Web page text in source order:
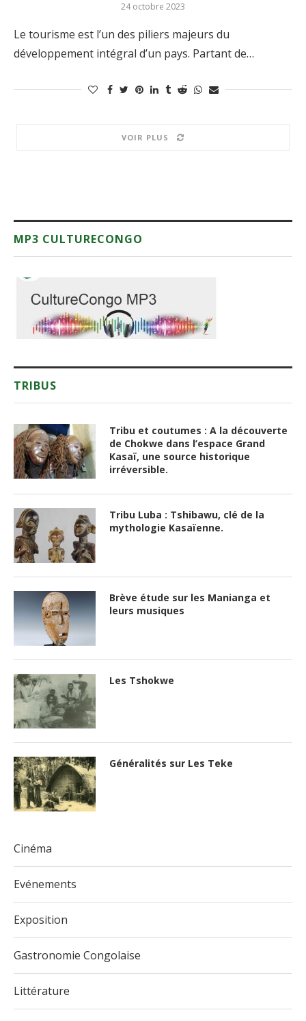
24 octobre 2023
Le tourisme est l’un des piliers majeurs du
développement intégral d’un pays. Partant de…
VOIR PLUS
MP3 CULTURECONGO
TRIBUS
Tribu et coutumes : A la découverte
de Chokwe dans l’espace Grand
Kasaï, une source historique
irréversible.
Tribu Luba : Tshibawu, clé de la
mythologie Kasaïenne.
Brève étude sur les Manianga et
leurs musiques
Les Tshokwe
Généralités sur Les Teke
Cinéma
Evénements
Exposition
Gastronomie Congolaise
Littérature